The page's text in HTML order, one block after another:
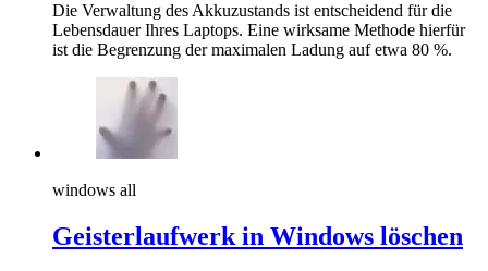
Die Verwaltung des Akkuzustands ist entscheidend für die
Lebensdauer Ihres Laptops. Eine wirksame Methode hierfür
ist die Begrenzung der maximalen Ladung auf etwa 80 %.
windows all
Geisterlaufwerk in Windows löschen